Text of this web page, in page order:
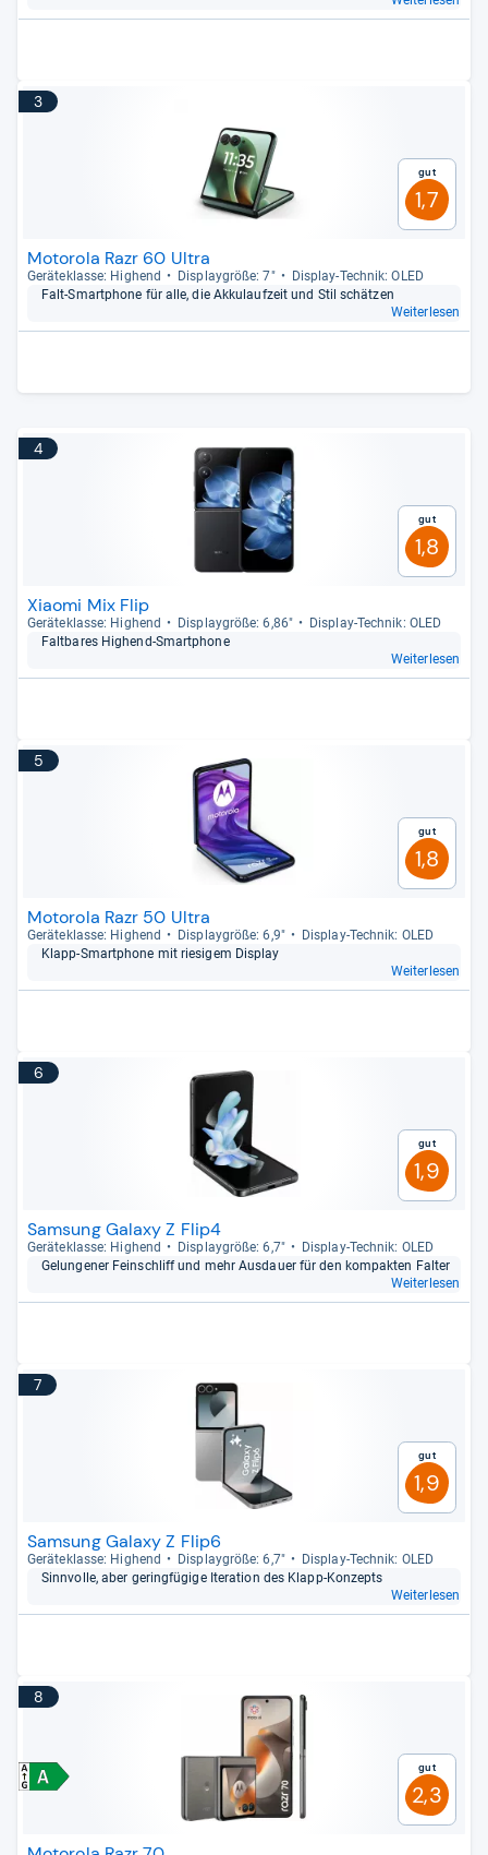
3
Gut
1,7
Motorola Razr 60 Ultra
Gerä­te­klasse: Hig­hend Dis­play­größe: 7"
Dis­play-​Tech­nik: OLED
Falt-​Smart­phone für alle, die Akku­lauf­zeit und Stil schät­zen
Weiterlesen
4
Gut
1,8
Xiaomi Mix Flip
Gerä­te­klasse: Hig­hend Dis­play­größe: 6,86"
Dis­play-​Tech­nik: OLED
Falt­ba­res Hig­hend-​Smart­phone
Weiterlesen
5
Gut
1,8
Motorola Razr 50 Ultra
Gerä­te­klasse: Hig­hend Dis­play­größe: 6,9"
Dis­play-​Tech­nik: OLED
Klapp-​Smart­phone mit rie­si­gem Dis­play
Weiterlesen
6
Gut
1,9
Samsung Galaxy Z Flip4
Gerä­te­klasse: Hig­hend Dis­play­größe: 6,7"
Dis­play-​Tech­nik: OLED
Gelun­ge­ner Fein­schliff und mehr Aus­dauer für den kom­pak­ten Fal­ter
Weiterlesen
7
Gut
1,9
Samsung Galaxy Z Flip6
Gerä­te­klasse: Hig­hend Dis­play­größe: 6,7"
Dis­play-​Tech­nik: OLED
Sinn­volle, aber gering­fü­gige Ite­ra­tion des Klapp-​Kon­zepts
Weiterlesen
8
Gut
2,3